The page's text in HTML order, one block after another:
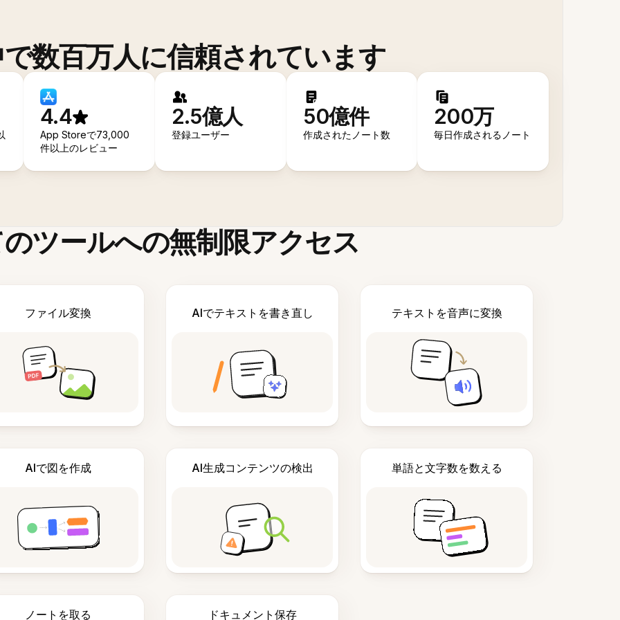
数百万人に信頼されています
4.4
App Storeで73,000
件以上のレビュー
2.5億人
登録ユーザー
50億件
作成されたノート数
200万
毎日作成されるノート
ツールへの無制限アクセス
ファイル変換 AIでテキストを書き直し テキストを音声に変換
AIで図を作成 AI生成コンテンツの検出 単語と文字数を数える
ノートを取る ドキュメント保存